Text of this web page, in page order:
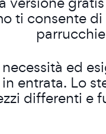
ti consente
ed
entrata. Lo
differenti e